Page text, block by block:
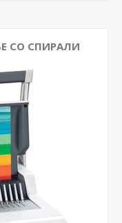
СО СПИРАЛИ